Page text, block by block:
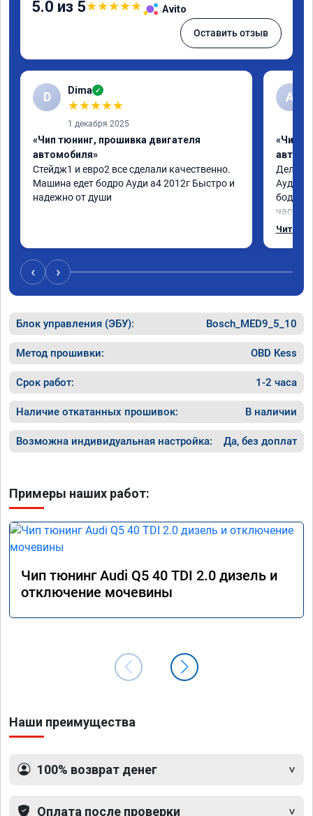
5.0 из 5★★★★★ Avito
Оставить отзыв
D Dima ✓
★★★★★
1 декабря 2025
«Чип тюнинг, прошивка двигателя
автомобиля»
Стейдж1 и евро2 все сделали качественно.
Машина едет бодро Ауди а4 2012г Быстро и
надежно от души
А
«Чип
Делал
как
Читать
‹ ›
Блок управления (ЭБУ): Bosch_MED9_5_10
Метод прошивки: OBD Kess
Срок работ: 1-2 часа
Наличие откатанных прошивок: В наличии
Возможна индивидуальная настройка: Да, без доплат
Примеры наших работ:
Чип тюнинг Audi Q5 40 TDI 2.0 дизель и
отключение мочевины
Наши преимущества
100% возврат денег
Оплата после проверки